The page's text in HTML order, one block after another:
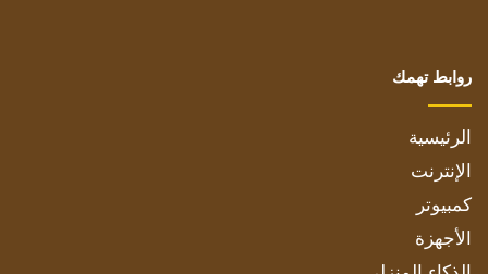
روابط تهمك
الرئيسية
الإنترنت
كمبيوتر
الأجهزة